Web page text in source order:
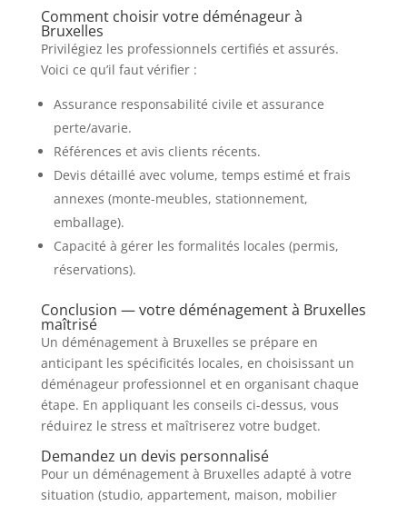
Comment choisir votre déménageur à
Bruxelles
Privilégiez les professionnels certifiés et assurés.
Voici ce qu’il faut vérifier :
Assurance responsabilité civile et assurance
perte/avarie.
Références et avis clients récents.
Devis détaillé avec volume, temps estimé et frais
annexes (monte-meubles, stationnement,
emballage).
Capacité à gérer les formalités locales (permis,
réservations).
Conclusion — votre déménagement à Bruxelles
maîtrisé
Un déménagement à Bruxelles se prépare en
anticipant les spécificités locales, en choisissant un
déménageur professionnel et en organisant chaque
étape. En appliquant les conseils ci-dessus, vous
réduirez le stress et maîtriserez votre budget.
Demandez un devis personnalisé
Pour un déménagement à Bruxelles adapté à votre
situation (studio, appartement, maison, mobilier